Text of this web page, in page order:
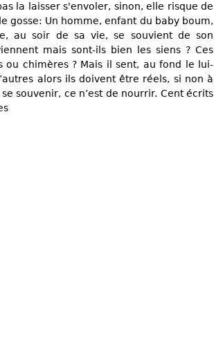
la laisser s'envoler, sinon, elle risque de
gosse: Un homme, enfant du baby boum,
au soir de sa vie, se souvient de son
mais sont-ils bien les siens ? Ces
ou chimères ? Mais il sent, au fond le lui-
alors ils doivent être réels, si non à
souvenir, ce n’est de nourrir. Cent écrits